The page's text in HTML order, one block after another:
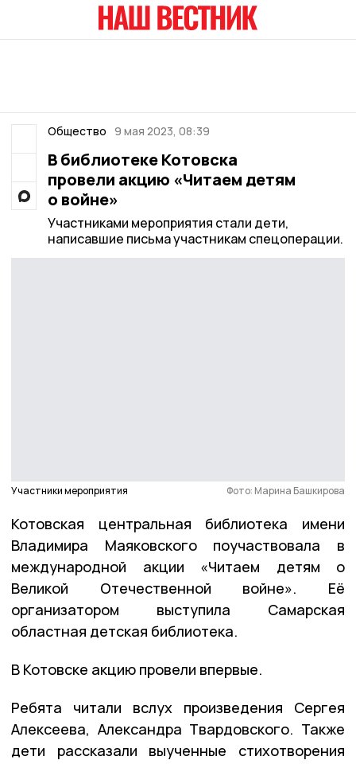
Общество 9 мая 2023, 08:39
В библиотеке Котовска
провели акцию «Читаем детям
о войне»
Участниками мероприятия стали дети,
написавшие письма участникам спецоперации.
Участники мероприятия Фото: Марина Башкирова
Котовская центральная библиотека имени
Владимира Маяковского поучаствовала в
международной акции «Читаем детям о
Великой Отечественной войне». Её
организатором выступила Самарская
областная детская библиотека.
В Котовске акцию провели впервые.
Ребята читали вслух произведения Сергея
Алексеева, Александра Твардовского. Также
дети рассказали выученные стихотворения